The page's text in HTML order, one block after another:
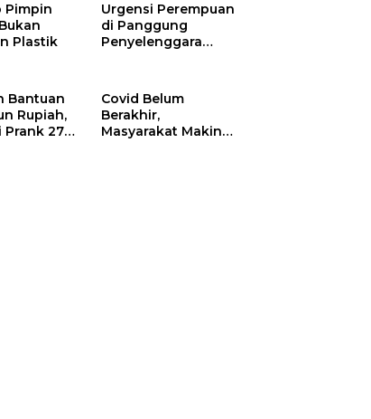
Pimpin
Plastik
Urgensi Perempuan
di Panggung
Penyelenggara
Bantuan
Rupiah,
Prank 270
Covid Belum
Berakhir,
Masyarakat Makin